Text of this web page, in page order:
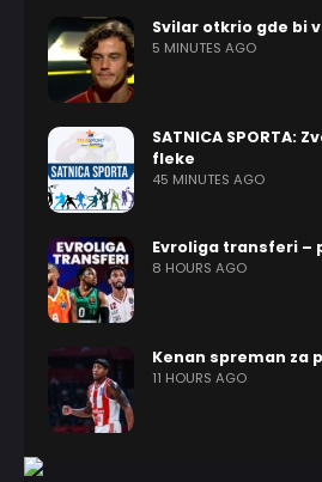
Svilar otkrio gde bi
5 MINUTES AGO
SATNICA SPORTA:
fleke
45 MINUTES AGO
Evroliga transferi –
8 HOURS AGO
Kenan spreman za
11 HOURS AGO